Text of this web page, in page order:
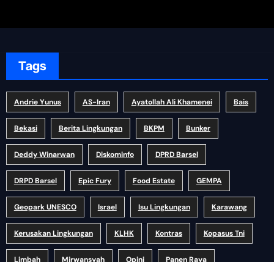
Tags
Andrie Yunus AS-Iran Ayatollah Ali Khamenei Bais
Bekasi Berita Lingkungan BKPM Bunker
Deddy Winarwan Diskominfo DPRD Barsel
DRPD Barsel Epic Fury Food Estate GEMPA
Geopark UNESCO Israel Isu Lingkungan Karawang
Kerusakan Lingkungan KLHK Kontras Kopasus Tni
Limbah Mirwansyah Opini Panen Raya